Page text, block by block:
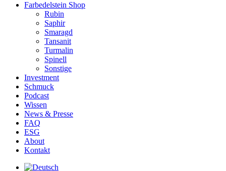
Farbedelstein Shop
Rubin
Saphir
Smaragd
Tansanit
Turmalin
Spinell
Sonstige
Investment
Schmuck
Podcast
Wissen
News & Presse
FAQ
ESG
About
Kontakt